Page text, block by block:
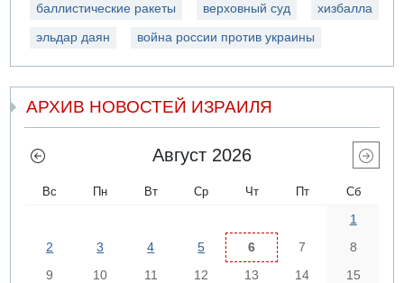
баллистические ракеты верховный суд хизбалла
эльдар даян война россии против украины
АРХИВ НОВОСТЕЙ ИЗРАИЛЯ
Август 2026
Вс Пн Вт Ср Чт Пт Сб
1
2
3 4 5 6 7
8
9
10 11 12 13 14
15